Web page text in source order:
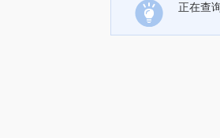
正在查